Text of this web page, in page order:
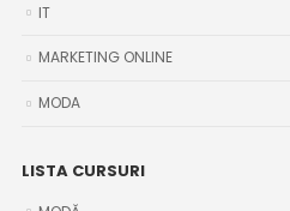
IT
MARKETING ONLINE
MODA
LISTA CURSURI